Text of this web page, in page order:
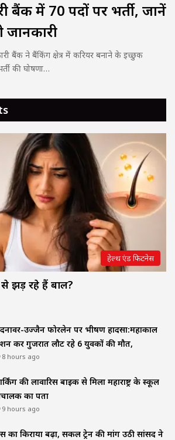
बैंक में 70 पदों पर भर्ती, जानें
बैंक ने बैंकिंग क्षेत्र में करियर बनाने के इच्छुक
की घोषणा…
हेल्थ एंड फिटनेस
झड़ रहे हैं बाल?
उज्जैन फोरलेन पर भीषण हादसा:महाकाल
कर गुजरात लौट रहे 6 युवकों की मौत,
8 hours ago
की लावारिस बाइक से मिला महाराष्ट्र के स्कूल
का पता
9 hours ago
का किराया बढ़ा, सर्कल ट्रेन की मांग उठी सांसद ने